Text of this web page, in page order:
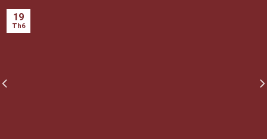
19
Th6